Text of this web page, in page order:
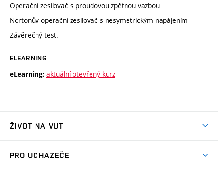
Operační zesilovač s proudovou zpětnou vazbou
Nortonův operační zesilovač s nesymetrickým napájením
Závěrečný test.
ELEARNING
eLearning: aktuální otevřený kurz
ŽIVOT NA VUT
PRO UCHAZEČE